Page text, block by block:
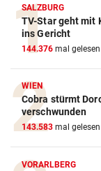
SALZBURG
TV-Star geht mit
ins Gericht
144.376 mal gelesen
WIEN
Cobra stürmt
verschwunden
143.583 mal gelesen
VORARLBERG